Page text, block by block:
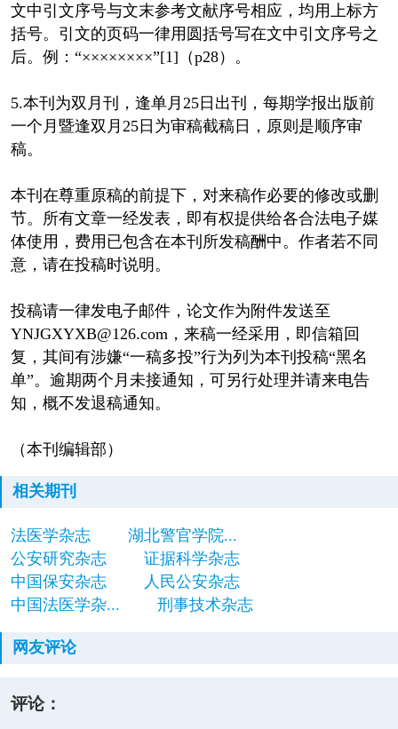
文中引文序号与文末参考文献序号相应，均用上标方
括号。引文的页码一律用圆括号写在文中引文序号之
后。例：“××××××××”[1]（p28）。
5.本刊为双月刊，逢单月25日出刊，每期学报出版前
一个月暨逢双月25日为审稿截稿日，原则是顺序审
稿。
本刊在尊重原稿的前提下，对来稿作必要的修改或删
节。所有文章一经发表，即有权提供给各合法电子媒
体使用，费用已包含在本刊所发稿酬中。作者若不同
意，请在投稿时说明。
投稿请一律发电子邮件，论文作为附件发送至
YNJGXYXB@126.com，来稿一经采用，即信箱回
复，其间有涉嫌“一稿多投”行为列为本刊投稿“黑名
单”。逾期两个月未接通知，可另行处理并请来电告
知，概不发退稿通知。
（本刊编辑部）
相关期刊
法医学杂志
湖北警官学院...
公安研究杂志
证据科学杂志
中国保安杂志
人民公安杂志
中国法医学杂...
刑事技术杂志
网友评论
评论：